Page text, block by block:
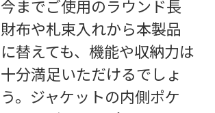
今までご使用のラウンド長
財布や札束入れから本製品
に替えても、機能や収納力は
十分満足いただけるでしょ
う。ジャケットの内側ポケ